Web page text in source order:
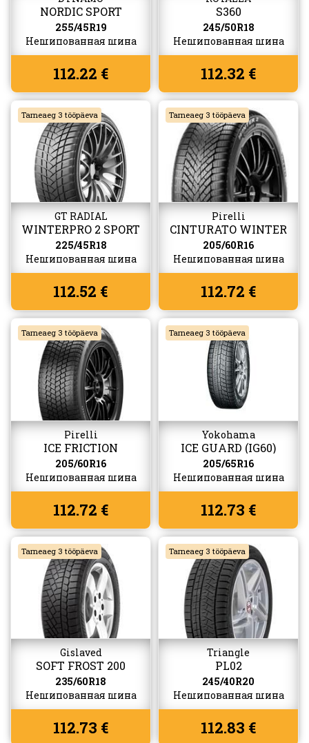
NORDIC SPORT
255/45R19
Нешипованная шина
112.22 €
S360
245/50R18
Нешипованная шина
112.32 €
Tarneaeg 3 tööpäeva
GT RADIAL
WINTERPRO 2 SPORT
225/45R18
Нешипованная шина
112.52 €
Tarneaeg 3 tööpäeva
Pirelli
CINTURATO WINTER
2
205/60R16
Нешипованная шина
112.72 €
Tarneaeg 3 tööpäeva
Pirelli
ICE FRICTION
205/60R16
Нешипованная шина
112.72 €
Tarneaeg 3 tööpäeva
Yokohama
ICE GUARD (IG60)
205/65R16
Нешипованная шина
112.73 €
Tarneaeg 3 tööpäeva
Gislaved
SOFT FROST 200
235/60R18
Нешипованная шина
112.73 €
Tarneaeg 3 tööpäeva
Triangle
PL02
245/40R20
Нешипованная шина
112.83 €